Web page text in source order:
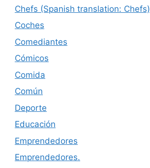
Chefs (Spanish translation: Chefs)
Coches
Comediantes
Cómicos
Comida
Común
Deporte
Educación
Emprendedores
Emprendedores.